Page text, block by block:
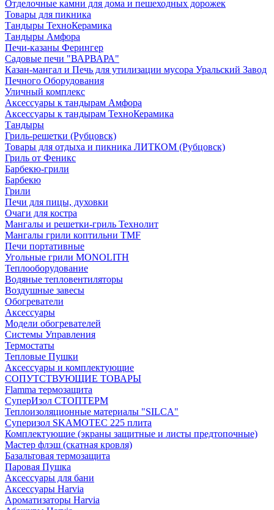
Отделочные камни для дома и пешеходных дорожек
Товары для пикника
Тандыры ТехноКерамика
Тандыры Амфора
Печи-казаны Ферингер
Садовые печи "ВАРВАРА"
Казан-мангал и Печь для утилизации мусора Уральский Завод
Печного Оборудования
Уличный комплекс
Аксессуары к тандырам Амфора
Аксессуары к тандырам ТехноКерамика
Тандыры
Гриль-решетки (Рубцовск)
Товары для отдыха и пикника ЛИТКОМ (Рубцовск)
Гриль от Феникс
Барбекю-грили
Барбекю
Грили
Печи для пицы, духовки
Очаги для костра
Мангалы и решетки-гриль Технолит
Мангалы грили коптильни TMF
Печи портативные
Угольные грили MONOLITH
Теплооборудование
Водяные тепловентиляторы
Воздушные завесы
Обогреватели
Аксессуары
Модели обогревателей
Системы Управления
Термостаты
Тепловые Пушки
Аксессуары и комплектующие
СОПУТСТВУЮЩИЕ ТОВАРЫ
Flamma термозащита
СуперИзол СТОПТЕРМ
Теплоизоляционные материалы "SILCA"
Суперизол SKAMOTEC 225 плита
Комплектующие (экраны защитные и листы предтопочные)
Мастер флэш (скатная кровля)
Базальтовая термозащита
Паровая Пушка
Аксессуары для бани
Аксессуары Harvia
Ароматизаторы Harvia